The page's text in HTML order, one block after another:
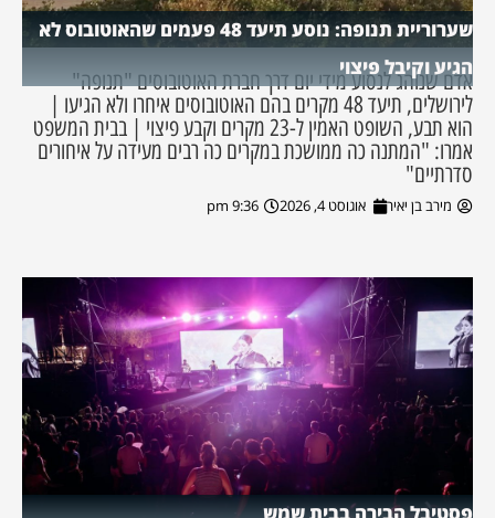
שערוריית תנופה: נוסע תיעד 48 פעמים שהאוטובוס לא
הגיע וקיבל פיצוי
אדם שנוהג לנסוע מידי יום דרך חברת האוטובוסים "תנופה"
לירושלים, תיעד 48 מקרים בהם האוטובוסים איחרו ולא הגיעו |
הוא תבע, השופט האמין ל-23 מקרים וקבע פיצוי | בבית המשפט
אמרו: "המתנה כה ממושכת במקרים כה רבים מעידה על איחורים
סדרתיים"
מירב בן יאיר אוגוסט 4, 2026 9:36 pm
פסטיבל הבירה בבית שמש